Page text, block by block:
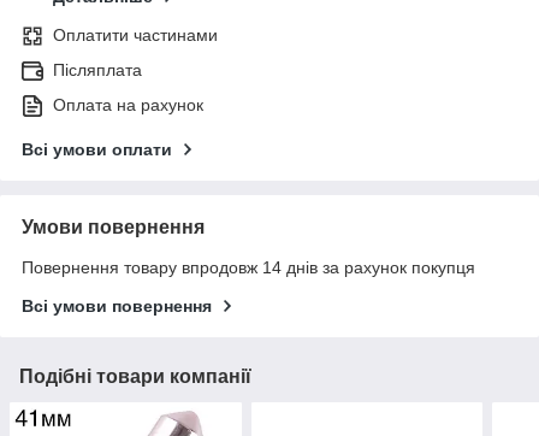
Оплатити частинами
Післяплата
Оплата на рахунок
Всі умови оплати
Умови повернення
Повернення товару впродовж 14 днів за рахунок покупця
Всі умови повернення
Подібні товари компанії